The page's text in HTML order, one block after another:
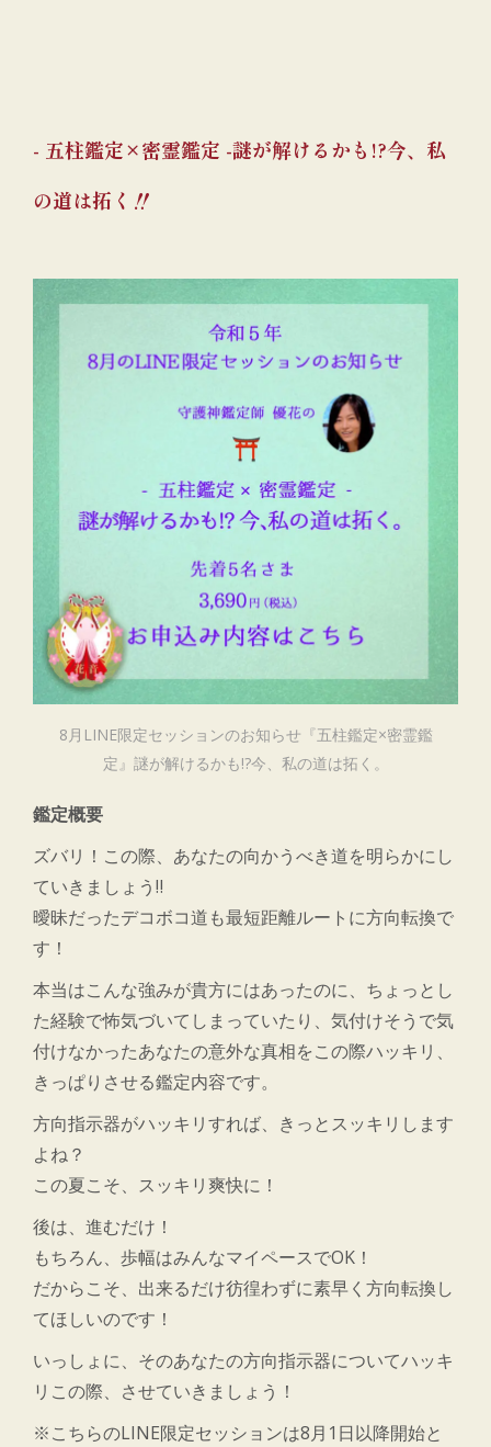
- 五柱鑑定×密霊鑑定 -謎が解けるかも!?今、私
の道は拓く‼
8月LINE限定セッションのお知らせ『五柱鑑定×密霊鑑
定』謎が解けるかも!?今、私の道は拓く。
鑑定概要
ズバリ！この際、あなたの向かうべき道を明らかにし
ていきましょう‼
曖昧だったデコボコ道も最短距離ルートに方向転換で
す！
本当はこんな強みが貴方にはあったのに、ちょっとし
た経験で怖気づいてしまっていたり、気付けそうで気
付けなかったあなたの意外な真相をこの際ハッキリ、
きっぱりさせる鑑定内容です。
方向指示器がハッキリすれば、きっとスッキリします
よね？
この夏こそ、スッキリ爽快に！
後は、進むだけ！
もちろん、歩幅はみんなマイペースでOK！
だからこそ、出来るだけ彷徨わずに素早く方向転換し
てほしいのです！
いっしょに、そのあなたの方向指示器についてハッキ
リこの際、させていきましょう！
※こちらのLINE限定セッションは8月1日以降開始と